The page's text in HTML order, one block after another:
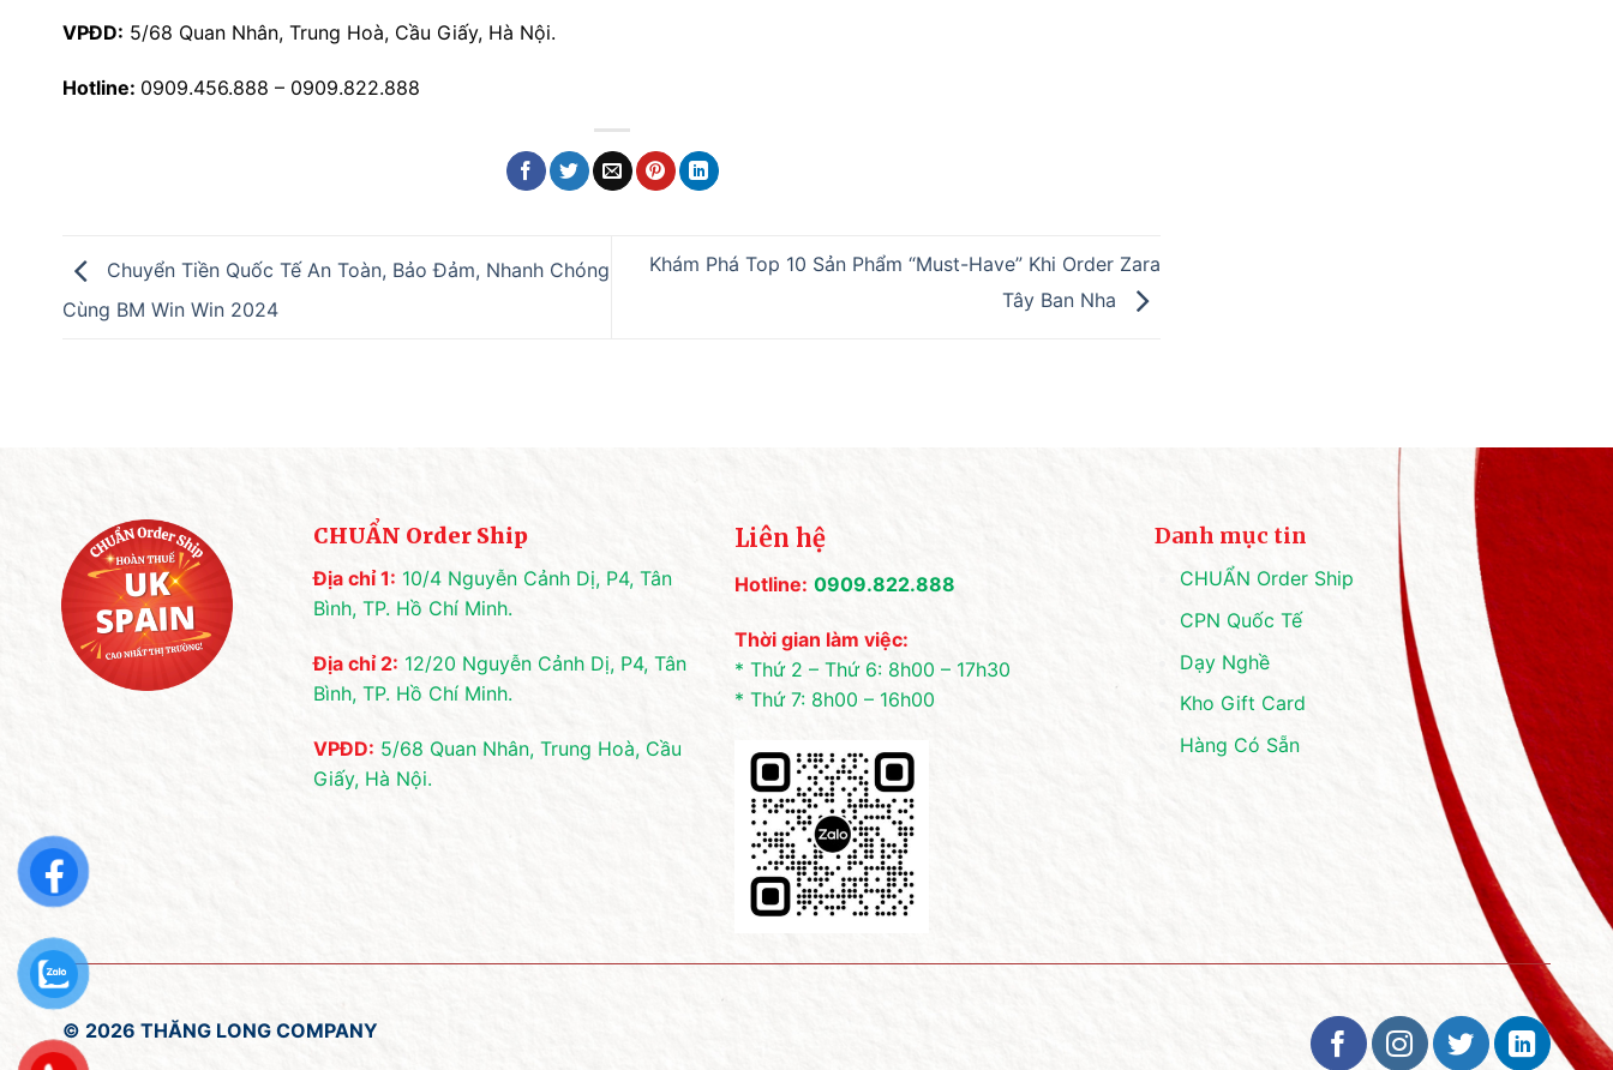
VPĐD: 5/68 Quan Nhân, Trung Hoà, Cầu Giấy, Hà Nội.
Hotline: 0909.456.888 – 0909.822.888
Chuyển Tiền Quốc Tế An Toàn, Bảo Đảm, Nhanh Chóng
Cùng BM Win Win 2024
Khám Phá Top 10 Sản Phẩm “Must-Have” Khi Order Zara
Tây Ban Nha
CHUẨN Order Ship
Địa chỉ 1: 10/4 Nguyễn Cảnh Dị, P4, Tân
Bình, TP. Hồ Chí Minh.
Địa chỉ 2: 12/20 Nguyễn Cảnh Dị, P4, Tân
Bình, TP. Hồ Chí Minh.
VPĐD: 5/68 Quan Nhân, Trung Hoà, Cầu
Giấy, Hà Nội.
Liên hệ
Hotline: 0909.822.888
Thời gian làm việc:
* Thứ 2 – Thứ 6: 8h00 – 17h30
* Thứ 7: 8h00 – 16h00
Danh mục tin
CHUẨN Order Ship
CPN Quốc Tế
Dạy Nghề
Kho Gift Card
Hàng Có Sẵn
© 2026 THĂNG LONG COMPANY